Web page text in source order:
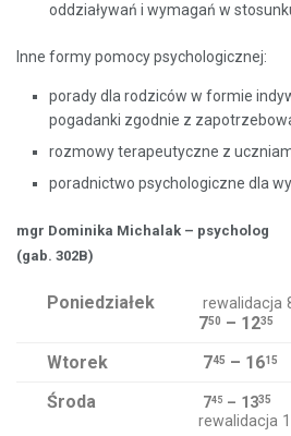
oddziaływań i wymagań w
Inne formy pomocy psychologicznej:
porady dla rodziców w formie
pogadanki zgodnie z
rozmowy terapeutyczne z
poradnictwo psychologiczne dla
mgr Dominika Michalak – psycholog
(gab. 302B)
Poniedziałek rewalidacja
750 – 1235
Wtorek 745 – 1615
Środa 745 – 1335
rewalidacja